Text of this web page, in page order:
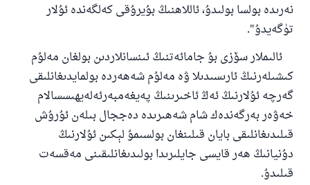
نەرىدە بولسا بولىدۇ، ئاللاھنىڭ بۇيرۇقى كەلگەندە ئۇلار
تۈگەيدۇ".
ئالىملار سۆزى بۇ جامائەتنىڭ ئىنسانلاردىن بولغان مەلۇم
كىشىلەرنىڭ ئارىسىدىلا ۋە مەلۇم شەھەردە بولمايدىغانلىقى
گەرچە ئۇلارنىڭ ئەڭ ئاخىرىنىڭ پەيغەمبەرئەلەيھىسسالام
خەۋەر بەرگەندەك شام شەھىرىدە دەججال بىلەن ئۇرۇش
قىلىدىغانلىقى بايان قىلىنغان بولسىمۇ لېكىن ئۇلارنىڭ
دۇنيانىڭ ھەر قايسى جايلىرىدا بولىدىغانلىقىنى مەقسەت
قىلىدۇ.